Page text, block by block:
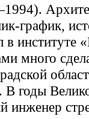
график,
в институте
много
В годы
инженер